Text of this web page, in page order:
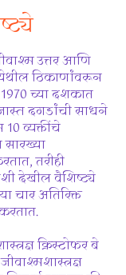
उत्तर आणि
ठिकाणांवरून
च्या दशकात
दगडांची साधने
व्यक्तींचे
सारख्या
तरीही
देखील वैशिष्ट्ये
चार अतिरिक्त
क्रिस्टोफर बे